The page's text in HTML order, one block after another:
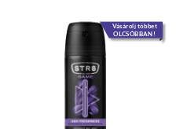
Vásárolj többet
OLCSÓBBAN!